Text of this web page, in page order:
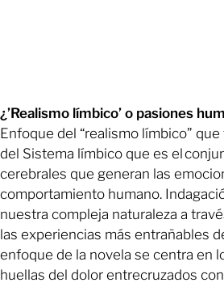
¿’Realismo límbico’ o pasiones
Enfoque del “realismo límbico”
del Sistema límbico que es el
cerebrales que generan las
comportamiento humano.
nuestra compleja naturaleza a
las experiencias más entrañables
enfoque de la novela se centra en
huellas del dolor entrecruzados